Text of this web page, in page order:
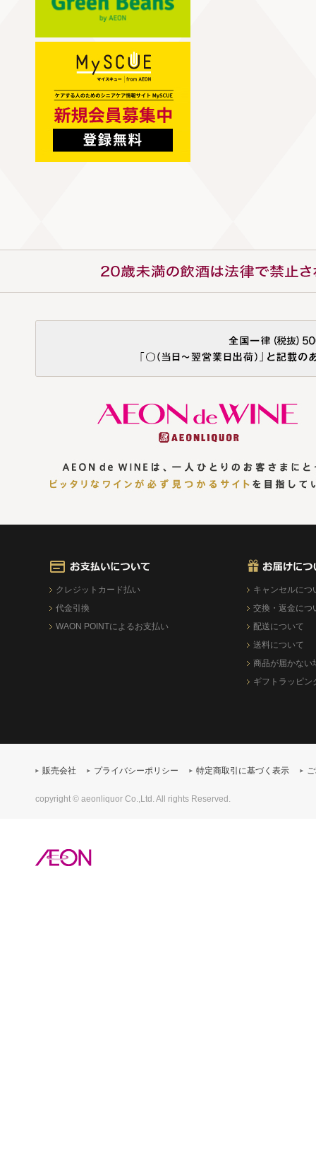
クレジットカード払い
代金引換
WAON POINTによるお支払い
キャンセルにつ
交換・返金につ
配送について
送料について
商品が届かない
ギフトラッピン
販売会社 プライバシーポリシー 特定商取引に基づく表示
copyright © aeonliquor Co.,Ltd. All rights Reserved.